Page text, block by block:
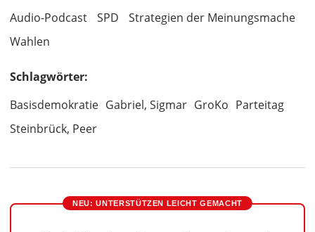
Audio-Podcast
SPD
Strategien der Meinungsmache
Wahlen
Schlagwörter:
Basisdemokratie Gabriel, Sigmar GroKo Parteitag
Steinbrück, Peer
NEU: UNTERSTÜTZEN LEICHT GEMACHT